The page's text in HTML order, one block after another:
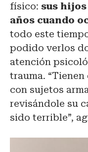
físico: sus
años cuando
todo este
podido verlos
atención
trauma.
con sujetos
revisándole su
sido terrible”,